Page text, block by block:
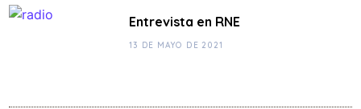
Entrevista en RNE
13 DE MAYO DE 2021